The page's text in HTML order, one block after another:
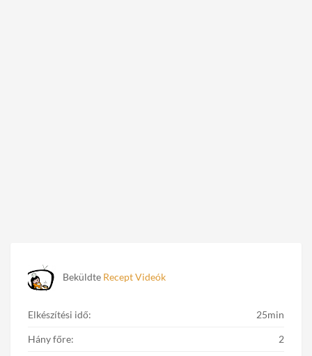
Beküldte Recept Videók
Elkészítési idő: 25min
Hány főre: 2